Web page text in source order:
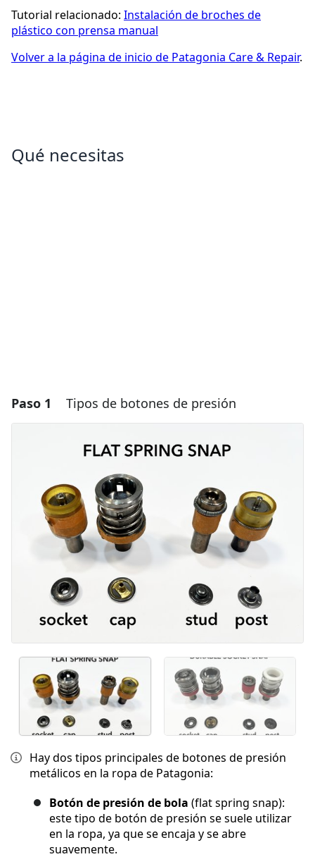
Tutorial relacionado: Instalación de broches de
plástico con prensa manual
Volver a la página de inicio de Patagonia Care & Repair.
Qué necesitas
Paso 1 Tipos de botones de presión
Hay dos tipos principales de botones de presión
metálicos en la ropa de Patagonia:
Botón de presión de bola (flat spring snap):
este tipo de botón de presión se suele utilizar
en la ropa, ya que se encaja y se abre
suavemente.